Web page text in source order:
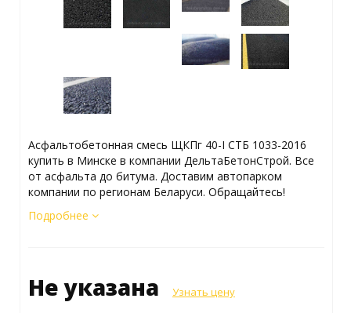
Асфальтобетонная смесь ЩКПг 40-I СТБ 1033-2016
купить в Минске в компании ДельтаБетонСтрой. Все
от асфальта до битума. Доставим автопарком
компании по регионам Беларуси. Обращайтесь!
Подробнее
Не указана Узнать цену